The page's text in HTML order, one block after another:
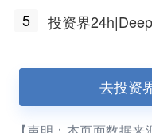
水
5
投资界
去投资